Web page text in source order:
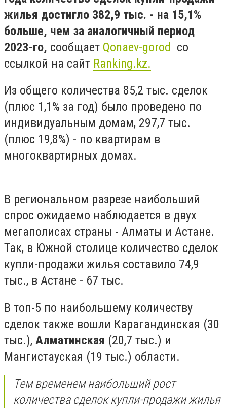
жилья достигло 382,9 тыс. - на 15,1%
больше, чем за аналогичный период
2023-го, сообщает Qonaev-gorod со
ссылкой на сайт Ranking.kz.
Из общего количества 85,2 тыс. сделок
(плюс 1,1% за год) было проведено по
индивидуальным домам, 297,7 тыс.
(плюс 19,8%) - по квартирам в
многоквартирных домах.
В региональном разрезе наибольший
спрос ожидаемо наблюдается в двух
мегаполисах страны - Алматы и Астане.
Так, в Южной столице количество сделок
купли-продажи жилья составило 74,9
тыс., в Астане - 67 тыс.
В топ-5 по наибольшему количеству
сделок также вошли Карагандинская (30
тыс.), Алматинская (20,7 тыс.) и
Мангистауская (19 тыс.) области.
Тем временем наибольший рост
количества сделок купли-продажи жилья